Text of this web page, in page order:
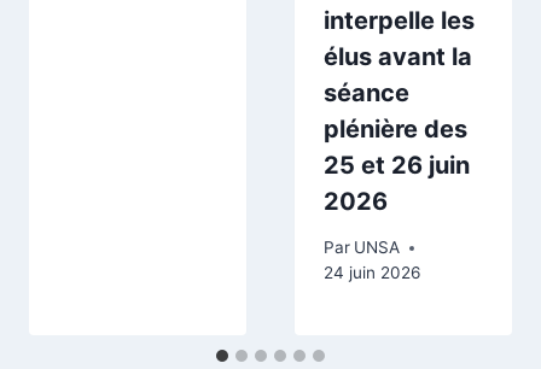
interpelle les
élus avant la
séance
plénière des
25 et 26 juin
2026
Par UNSA
24 juin 2026